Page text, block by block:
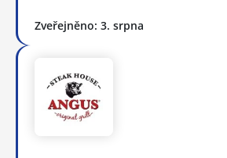
Zveřejněno: 3. srpna